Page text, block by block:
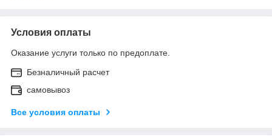
Условия оплаты
Оказание услуги только по предоплате.
Безналичный расчет
самовывоз
Все условия оплаты